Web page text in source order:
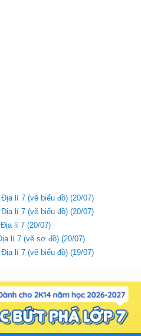
lí 7 (vẽ biểu đồ) (20/07)
lí 7 (vẽ biểu đồ) (20/07)
lí 7 (20/07)
lí 7 (vẽ sơ đồ) (20/07)
lí 7 (vẽ biểu đồ) (19/07)